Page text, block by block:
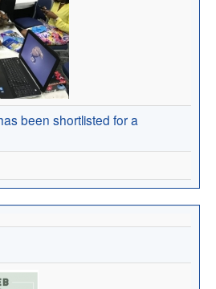
been shortlisted for a